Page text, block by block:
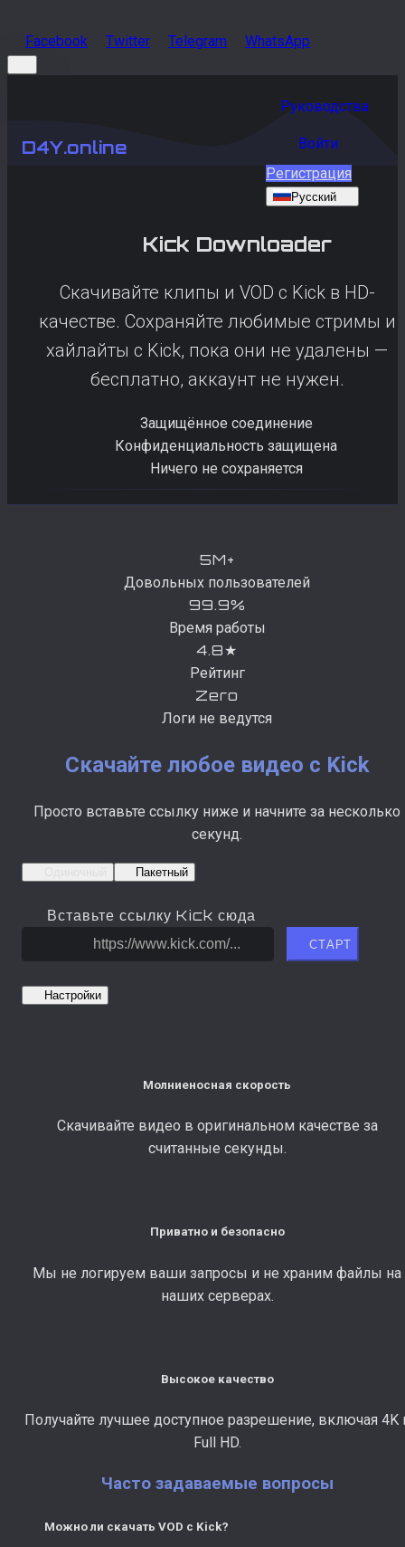
Facebook Twitter Telegram WhatsApp
D4Y.online
Руководства
Войти
Регистрация
Русский
Kick Downloader
Скачивайте клипы и VOD с Kick в HD-
качестве. Сохраняйте любимые стримы и
хайлайты с Kick, пока они не удалены —
бесплатно, аккаунт не нужен.
Защищённое соединение
Конфиденциальность защищена
Ничего не сохраняется
5M+
Довольных пользователей
99.9%
Время работы
4.8★
Рейтинг
Zero
Логи не ведутся
Скачайте любое видео с Kick
Просто вставьте ссылку ниже и начните за несколько
секунд.
Пакетный
Вставьте ссылку Kick сюда
СТАРТ
Настройки
Молниеносная скорость
Скачивайте видео в оригинальном качестве за
считанные секунды.
Приватно и безопасно
Мы не логируем ваши запросы и не храним файлы на
наших серверах.
Высокое качество
Получайте лучшее доступное разрешение, включая 4K
Full HD.
Часто задаваемые вопросы
Можно ли скачать VOD с Kick?